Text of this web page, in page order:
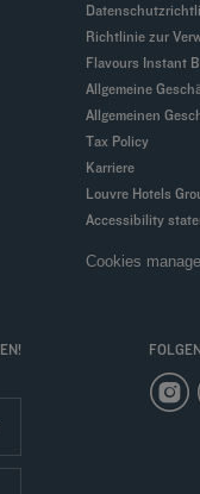
Richtlinie zur
Flavours Instant
Allgemeine
Allgemeinen
Tax Policy
Karriere
Louvre Hotels
Accessibility
Cookies